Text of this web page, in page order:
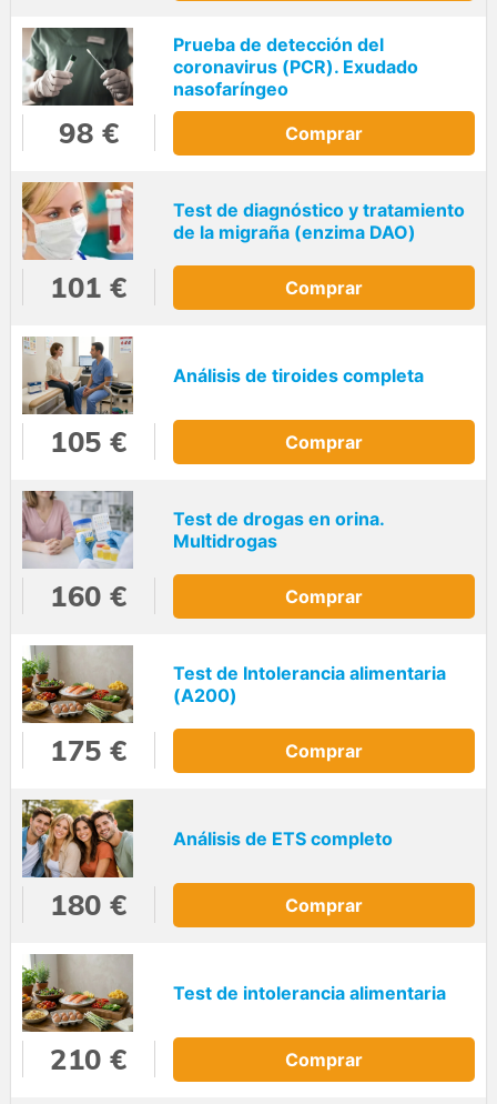
Prueba de detección del
coronavirus (PCR). Exudado
nasofaríngeo
98 € Comprar
Test de diagnóstico y tratamiento
de la migraña (enzima DAO)
101 € Comprar
Análisis de tiroides completa
105 € Comprar
Test de drogas en orina.
Multidrogas
160 € Comprar
Test de Intolerancia alimentaria
(A200)
175 € Comprar
Análisis de ETS completo
180 € Comprar
Test de intolerancia alimentaria
210 € Comprar